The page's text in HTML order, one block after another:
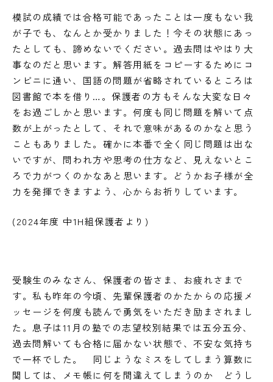
模試の成績では合格可能であったことは一度もない我
が子でも、なんとか受かりました！今その状態にあっ
たとしても、諦めないでください。過去問はやはり大
事なのだと思います。解答用紙をコピーするためにコ
ンビニに通い、国語の問題が省略されているところは
図書館で本を借り…。保護者の方もそんな大変な日々
をお過ごしかと思います。何度も同じ問題を解いて点
数が上がったとして、それで意味があるのかなと思う
こともありました。確かに本番で全く同じ問題は出な
いですが、問われ方や思考の仕方など、見えないとこ
ろで力がつくのかなあと思います。どうかお子様が全
力を発揮できますよう、心からお祈りしています。
(2024年度 中1H組保護者より)
受験生のみなさん、保護者の皆さま、お疲れさまで
す。私も昨年の今頃、先輩保護者のかたからの応援メ
ッセージを何度も読んで勇気をいただき励まされまし
た。息子は11月の塾での志望校別結果では五分五分、
過去問解いても合格に届かない状態で、不安な気持ち
で一杯でした。 同じようなミスをしてしまう算数に
関しては、メモ帳に何を間違えてしまうのか どうし